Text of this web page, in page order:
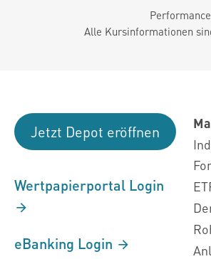
Alle Kursinformationen
Jetzt Depot eröffnen
Wertpapierportal Login
eBanking Login